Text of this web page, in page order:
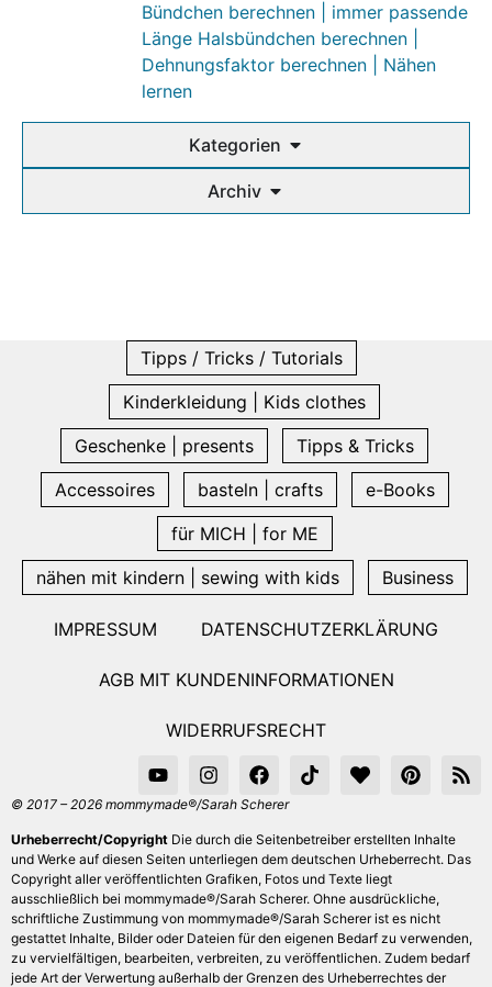
Bündchen berechnen | immer passende
Länge Halsbündchen berechnen |
Dehnungsfaktor berechnen | Nähen
lernen
Kategorien
Archiv
Tipps / Tricks / Tutorials
Kinderkleidung | Kids clothes
Geschenke | presents
Tipps & Tricks
Accessoires
basteln | crafts
e-Books
für MICH | for ME
nähen mit kindern | sewing with kids
Business
IMPRESSUM DATENSCHUTZERKLÄRUNG
AGB MIT KUNDENINFORMATIONEN
WIDERRUFSRECHT
© 2017 – 2026 mommymade®/Sarah Scherer
Urheberrecht/Copyright Die durch die Seitenbetreiber erstellten Inhalte
und Werke auf diesen Seiten unterliegen dem deutschen Urheberrecht. Das
Copyright aller veröffentlichten Grafiken, Fotos und Texte liegt
ausschließlich bei mommymade®/Sarah Scherer. Ohne ausdrückliche,
schriftliche Zustimmung von mommymade®/Sarah Scherer ist es nicht
gestattet Inhalte, Bilder oder Dateien für den eigenen Bedarf zu verwenden,
zu vervielfältigen, bearbeiten, verbreiten, zu veröffentlichen. Zudem bedarf
jede Art der Verwertung außerhalb der Grenzen des Urheberrechtes der